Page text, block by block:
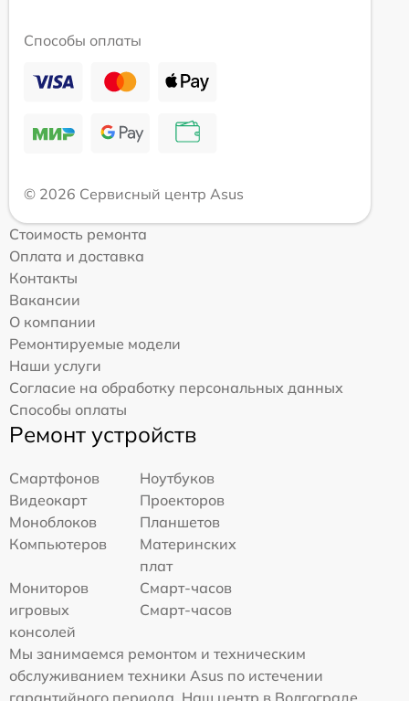
Способы оплаты
© 2026 Сервисный центр Asus
Стоимость ремонта
Оплата и доставка
Контакты
Вакансии
О компании
Ремонтируемые модели
Наши услуги
Согласие на обработку персональных данных
Способы оплаты
Ремонт устройств
Смартфонов
Ноутбуков
Видеокарт
Проекторов
Моноблоков
Планшетов
Компьютеров
Материнских
плат
Мониторов
Смарт-часов
игровых
консолей
Смарт-часов
Мы занимаемся ремонтом и техническим
обслуживанием техники Asus по истечении